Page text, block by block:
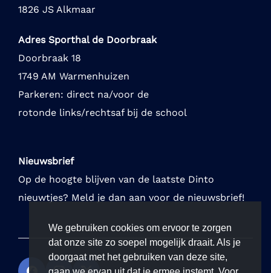
1826 JS Alkmaar
Adres Sporthal de Doorbraak
Doorbraak 18
1749 AM Warmenhuizen
Parkeren: direct na/voor de
rotonde links/rechtsaf bij de school
Nieuwsbrief
Op de hoogte blijven van de laatste Dinto
nieuwtjes? Meld je dan aan voor de nieuwsbrief!
We gebruiken cookies om ervoor te zorgen
dat onze site zo soepel mogelijk draait. Als je
doorgaat met het gebruiken van deze site,